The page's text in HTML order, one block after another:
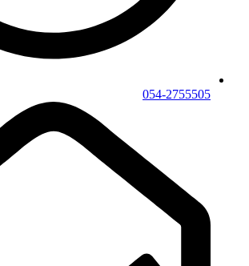
054-2755505